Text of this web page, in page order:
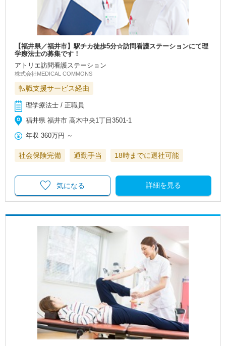
【福井県／福井市】駅チカ徒歩5分☆訪問看護ステーションにて理
学療法士の募集です！
アトリエ訪問看護ステーション
株式会社MEDICAL COMMONS
転職支援サービス経由
理学療法士 / 正職員
福井県 福井市 高木中央1丁目3501-1
年収 360万円 ～
社会保険完備 通勤手当 18時までに退社可能
詳細を見る
気になる